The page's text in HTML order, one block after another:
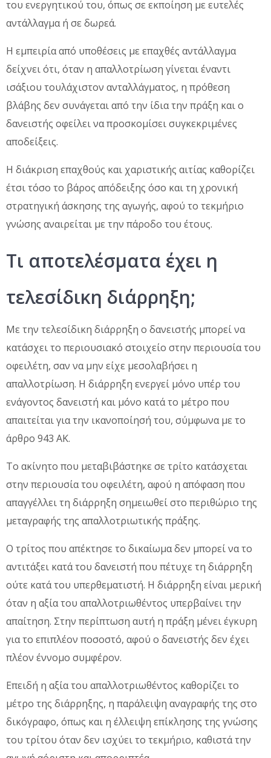
του ενεργητικού του, όπως σε εκποίηση με ευτελές
αντάλλαγμα ή σε δωρεά.
Η εμπειρία από υποθέσεις με επαχθές αντάλλαγμα
δείχνει ότι, όταν η απαλλοτρίωση γίνεται έναντι
ισάξιου τουλάχιστον ανταλλάγματος, η πρόθεση
βλάβης δεν συνάγεται από την ίδια την πράξη και ο
δανειστής οφείλει να προσκομίσει συγκεκριμένες
αποδείξεις.
Η διάκριση επαχθούς και χαριστικής αιτίας καθορίζει
έτσι τόσο το βάρος απόδειξης όσο και τη χρονική
στρατηγική άσκησης της αγωγής, αφού το τεκμήριο
γνώσης αναιρείται με την πάροδο του έτους.
Τι αποτελέσματα έχει η
τελεσίδικη διάρρηξη;
Με την τελεσίδικη διάρρηξη ο δανειστής μπορεί να
κατάσχει το περιουσιακό στοιχείο στην περιουσία του
οφειλέτη, σαν να μην είχε μεσολαβήσει η
απαλλοτρίωση. Η διάρρηξη ενεργεί μόνο υπέρ του
ενάγοντος δανειστή και μόνο κατά το μέτρο που
απαιτείται για την ικανοποίησή του, σύμφωνα με το
άρθρο 943 ΑΚ.
Το ακίνητο που μεταβιβάστηκε σε τρίτο κατάσχεται
στην περιουσία του οφειλέτη, αφού η απόφαση που
απαγγέλλει τη διάρρηξη σημειωθεί στο περιθώριο της
μεταγραφής της απαλλοτριωτικής πράξης.
Ο τρίτος που απέκτησε το δικαίωμα δεν μπορεί να το
αντιτάξει κατά του δανειστή που πέτυχε τη διάρρηξη
ούτε κατά του υπερθεματιστή. Η διάρρηξη είναι μερική
όταν η αξία του απαλλοτριωθέντος υπερβαίνει την
απαίτηση. Στην περίπτωση αυτή η πράξη μένει έγκυρη
για το επιπλέον ποσοστό, αφού ο δανειστής δεν έχει
πλέον έννομο συμφέρον.
Επειδή η αξία του απαλλοτριωθέντος καθορίζει το
μέτρο της διάρρηξης, η παράλειψη αναγραφής της στο
δικόγραφο, όπως και η έλλειψη επίκλησης της γνώσης
του τρίτου όταν δεν ισχύει το τεκμήριο, καθιστά την